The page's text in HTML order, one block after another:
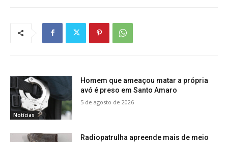
Notícias
Homem que ameaçou matar a própria
avó é preso em Santo Amaro
5 de agosto de 2026
Radiopatrulha apreende mais de meio